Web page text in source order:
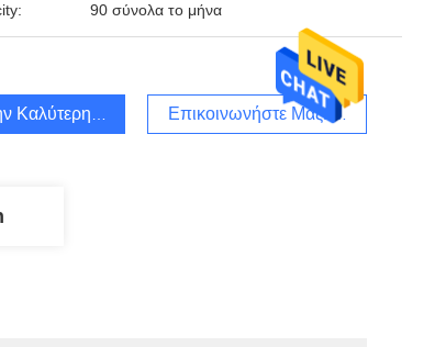
90 σύνολα το μήνα
Καλύτερη Τιμή Επικοινωνήστε Μαζί Μας